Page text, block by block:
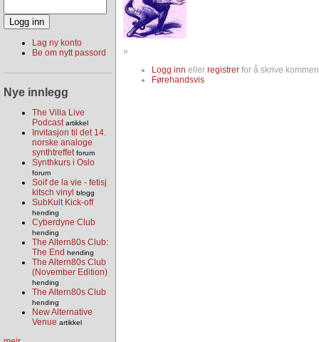
Lag ny konto
Be om nytt passord
Nye innlegg
The Villa Live
Podcastartikkel
Invitasjon til det 14.
norske analoge
synthtreffet forum
Synthkurs i Oslo
forum
Soif de la vie - fetisj
kitsch vinyl
blogg
SubKult Kick-off
hending
Cyberdyne Club
hending
The Altern80s Club:
The End hending
The Altern80s Club
(November Edition)
hending
The Altern80s Club
hending
New Alternative
Venue artikkel
»
Logg inn eller registrer for å skrive
Førehandsvis